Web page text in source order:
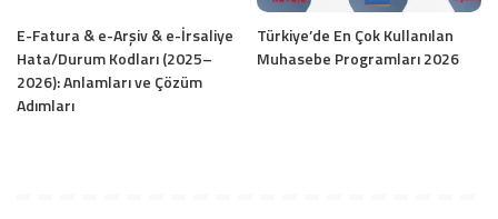
E-Fatura & e-Arşiv & e-İrsaliye
Hata/Durum Kodları (2025–
2026): Anlamları ve Çözüm
Adımları
Türkiye’de En Çok Kullanılan
Muhasebe Programları 2026